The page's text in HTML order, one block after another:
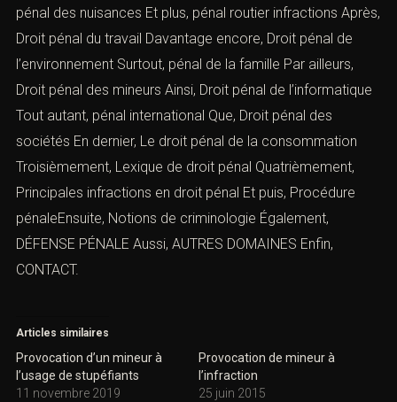
pénal des nuisances Et plus, pénal routier infractions Après,
Droit pénal du travail Davantage encore, Droit pénal de
l’environnement Surtout, pénal de la famille Par ailleurs,
Droit pénal des mineurs Ainsi, Droit pénal de l’informatique
Tout autant, pénal international Que, Droit pénal des
sociétés En dernier, Le droit pénal de la consommation
Troisièmement, Lexique de droit pénal Quatrièmement,
Principales infractions en droit pénal Et puis, Procédure
pénaleEnsuite, Notions de criminologie Également,
DÉFENSE PÉNALE Aussi, AUTRES DOMAINES Enfin,
CONTACT.
Articles similaires
Provocation d’un mineur à
l’usage de stupéfiants
11 novembre 2019
Provocation de mineur à
l’infraction
25 juin 2015